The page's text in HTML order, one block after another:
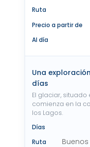
Ruta
Precio a partir de
Al día
Una
días
El glaciar,
comienza en la
los Lagos.
Días
Ruta Buenos